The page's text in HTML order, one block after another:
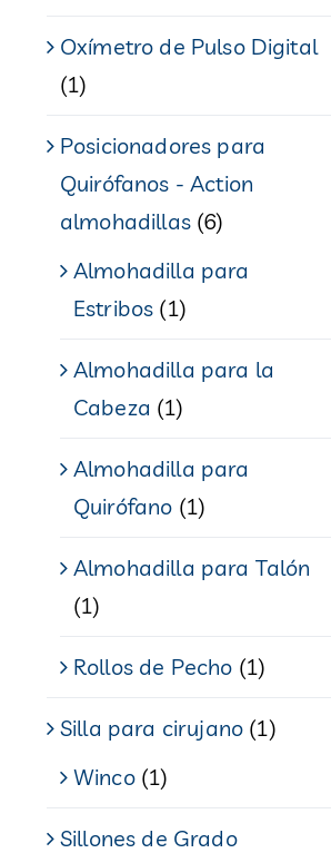
Oxímetro de Pulso Digital
(1)
Posicionadores para
Quirófanos - Action
almohadillas (6)
Almohadilla para
Estribos (1)
Almohadilla para la
Cabeza (1)
Almohadilla para
Quirófano (1)
Almohadilla para Talón
(1)
Rollos de Pecho (1)
Silla para cirujano (1)
Winco (1)
Sillones de Grado